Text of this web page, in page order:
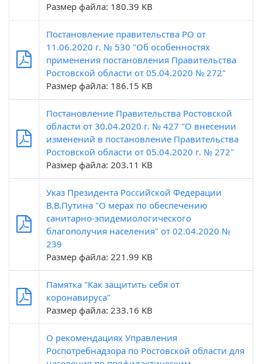
Размер файла: 180.39 KB
Постановление правительства РО от
11.06.2020 г. № 530 "Об особенностях
применения постановления Правительства
Ростовской области от 05.04.2020 № 272"
Размер файла: 186.15 KB
Постановление Правительства Ростовской
области от 30.04.2020 г. № 427 "О внесении
изменений в постановление Правительства
Ростовской области от 05.04.2020 г. № 272"
Размер файла: 203.11 KB
Указ Президента Российской Федерации
В.В.Путина "О мерах по обеспечению
санитарно-эпидемиологического
благополучия населения" от 02.04.2020 №
239
Размер файла: 221.99 KB
Памятка "Как защитить себя от
коронавируса"
Размер файла: 233.16 KB
О рекомендациях Управления
Роспотребнадзора по Ростовской области для